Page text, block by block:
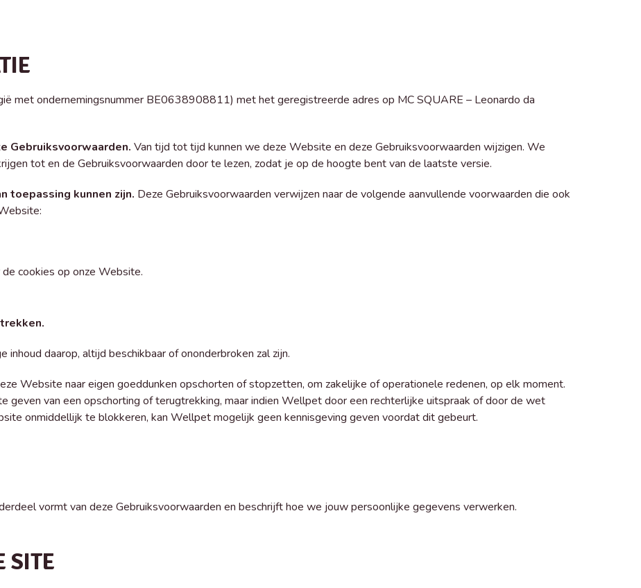
met ondernemingsnummer BE0638908811) met het geregistreerde adres op MC SQUARE – Leonardo da
Gebruiksvoorwaarden. Van tijd tot tijd kunnen we deze Website en deze Gebruiksvoorwaarden wijzigen. We
tot en de Gebruiksvoorwaarden door te lezen, zodat je op de hoogte bent van de laatste versie.
toepassing kunnen zijn. Deze Gebruiksvoorwaarden verwijzen naar de volgende aanvullende voorwaarden die ook
cookies op onze Website.
daarop, altijd beschikbaar of ononderbroken zal zijn.
Website naar eigen goeddunken opschorten of stopzetten, om zakelijke of operationele redenen, op elk moment.
geven van een opschorting of terugtrekking, maar indien Wellpet door een rechterlijke uitspraak of door de wet
onmiddellijk te blokkeren, kan Wellpet mogelijk geen kennisgeving geven voordat dit gebeurt.
vormt van deze Gebruiksvoorwaarden en beschrijft hoe we jouw persoonlijke gegevens verwerken.
SITE